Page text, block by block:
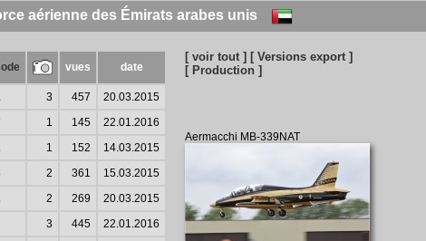
aérienne des Émirats arabes unis
vues date
3 457
20.03.2015
1 145
22.01.2016
1 152
14.03.2015
2 361
15.03.2015
2 269
20.03.2015
3 445
22.01.2016
[ voir tout ] [ Versions export ]
[ Production ]
Aermacchi MB-339NAT